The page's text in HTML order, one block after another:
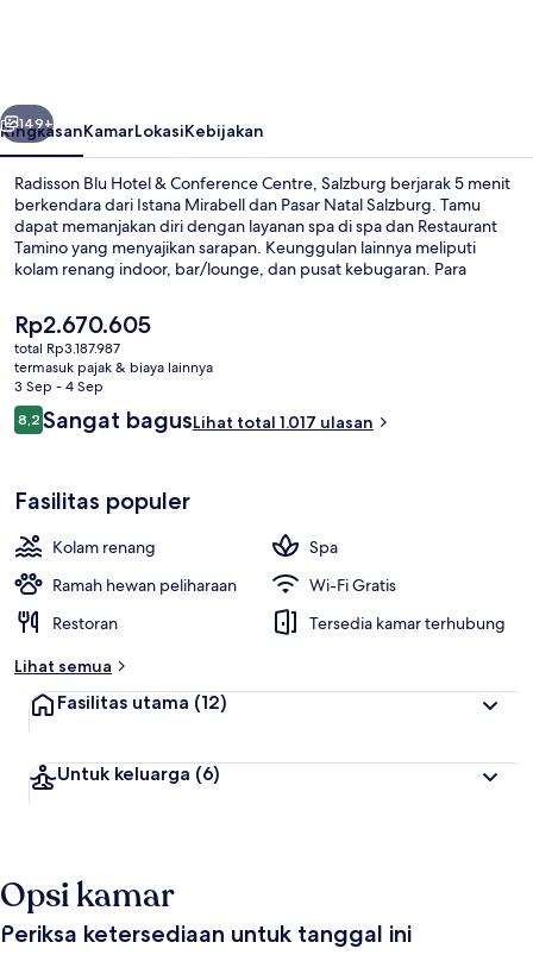
Centre,
Salzburg
Berikutnya
149+
RingkasanKamarLokasiKebijakan
Radisson Blu Hotel & Conference Centre, Salzburg berjarak 5 menit
berkendara dari Istana Mirabell dan Pasar Natal Salzburg. Tamu
dapat memanjakan diri dengan layanan spa di spa dan Restaurant
Tamino yang menyajikan sarapan. Keunggulan lainnya meliputi
kolam renang indoor, bar/lounge, dan pusat kebugaran. Para
Harga
saat
ini
Rp2.670.605
Rp2.670.605
total Rp3.187.987
termasuk pajak & biaya lainnya
3 Sep - 4 Sep
Ulasan
8,28,2 dari 10
Sangat bagusLihat total 1.017 ulasan
Fasilitas populer
Kolam renang
Spa
Ramah hewan peliharaan
Wi-Fi Gratis
Restoran
Tersedia kamar terhubung
Lihat semua
Fasilitas utama (12)
Untuk keluarga (6)
Opsi kamar
Periksa ketersediaan untuk tanggal ini